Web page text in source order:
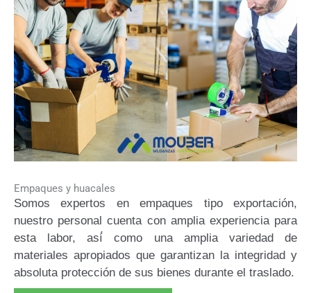
Empaques y huacales
Somos expertos en empaques tipo exportación,
nuestro personal cuenta con amplia experiencia para
esta labor, así́ como una amplia variedad de
materiales apropiados que garantizan la integridad y
absoluta protección de sus bienes durante el traslado.